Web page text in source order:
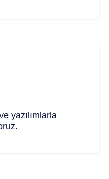
yazılımlarla